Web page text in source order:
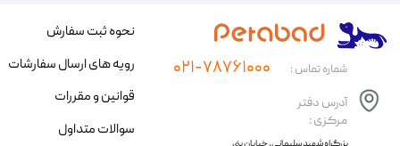
آدرس دفتر
مرکزی :
شماره تماس : ۰۲۱-۷۸۷۶۱۰۰۰
نحوه ثبت سفارش
رویه های ارسال سفارشات
قوانین و مقررات
سوالات متداول